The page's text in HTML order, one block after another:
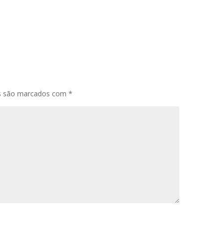
são marcados com*